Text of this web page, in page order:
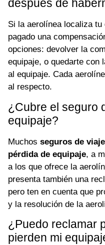
después de
Si la aerolínea localiza tu
pagado una
opciones: devolver la
equipaje, o quedarte con
al equipaje. Cada
al respecto.
¿Cubre el seguro
equipaje?
Muchos seguros de
pérdida de equipaje, a
a los que ofrece la
presenta también una
pero ten en cuenta que
y la resolución de la
¿Puedo reclamar
pierden mi